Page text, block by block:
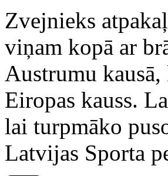
Zvejnieks
viņam kopā ar
Austrumu kausā,
Eiropas kauss.
lai turpmāko
Latvijas Sporta